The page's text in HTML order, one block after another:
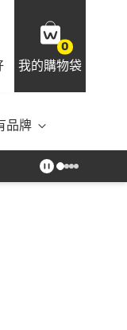
0
我的購物袋
品牌